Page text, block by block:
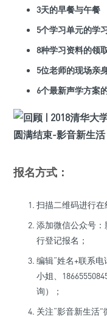
3天的早餐与午餐
5个学习单元的学
8种学习资料的领
5位老师的现场亲
6个最新声学方案
报名方式：
扫描二维码进行在
添加微信公众号
行登记报名；
编辑“姓名+联系电
小姐、
询）；
关注“影音新生活